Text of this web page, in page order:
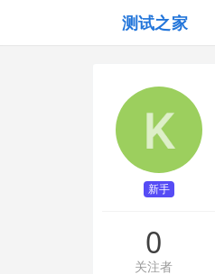
测试之家
新手
0
关注者